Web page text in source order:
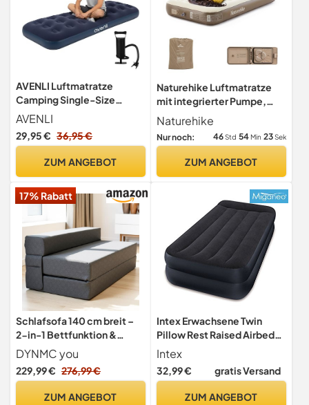
AVENLI Luftmatratze
Camping Single-Size
191x73x22 cm, Gästebett 1
Person, mit Luftpumpe,
Coil-Beam, beflockt, bis
AVENLI
29,95 € 36,95 €
ZUM ANGEBOT
Naturehike Luftmatratze
mit integrierter Pumpe,
186x100x25cm
selbstauflaufend für
Camping & Reisen -
Komfort-Matratze für 1
Person mit langlebigem
Naturehike
Nur noch: 46Std 54Min 22Sek
ZUM ANGEBOT
17% Rabatt
Schlafsofa 140 cm breit –
2-in-1 Bettfunktion &
Gästebett, robuster Stoff
DYNMC you
229,99 € 276,99 €
ZUM ANGEBOT
Intex Erwachsene Twin
Pillow Rest Raised Airbed
with Fiber-Tech Bip, Top:
Black/Bottom: Blue, 99 x
191 x 42 cm, 64122
Intex
32,99 € gratis Versand
ZUM ANGEBOT